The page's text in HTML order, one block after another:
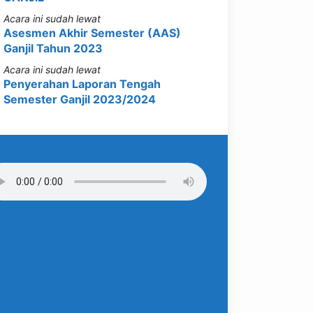
Acara ini sudah lewat
Asesmen Akhir Semester (AAS)
Ganjil Tahun 2023
Acara ini sudah lewat
Penyerahan Laporan Tengah
Semester Ganjil 2023/2024